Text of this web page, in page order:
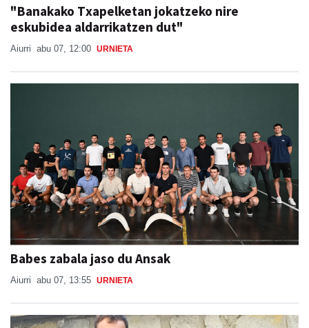
"Banakako Txapelketan jokatzeko nire
eskubidea aldarrikatzen dut"
Aiurri abu 07, 12:00 URNIETA
Babes zabala jaso du Ansak
Aiurri abu 07, 13:55 URNIETA